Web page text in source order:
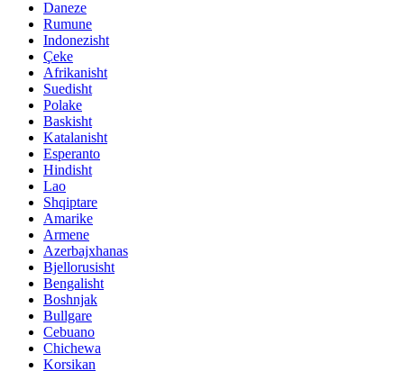
Daneze
Rumune
Indonezisht
Çeke
Afrikanisht
Suedisht
Polake
Baskisht
Katalanisht
Esperanto
Hindisht
Lao
Shqiptare
Amarike
Armene
Azerbajxhanas
Bjellorusisht
Bengalisht
Boshnjak
Bullgare
Cebuano
Chichewa
Korsikan